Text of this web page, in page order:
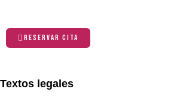
RESERVAR CITA
Textos legales